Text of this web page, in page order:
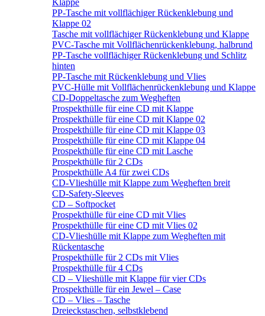
Klappe
PP-Tasche mit vollflächiger Rückenklebung und
Klappe 02
Tasche mit vollflächiger Rückenklebung und Klappe
PVC-Tasche mit Vollflächenrückenklebung, halbrund
PP-Tasche vollflächiger Rückenklebung und Schlitz
hinten
PP-Tasche mit Rückenklebung und Vlies
PVC-Hülle mit Vollflächenrückenklebung und Klappe
CD-Doppeltasche zum Wegheften
Prospekthülle für eine CD mit Klappe
Prospekthülle für eine CD mit Klappe 02
Prospekthülle für eine CD mit Klappe 03
Prospekthülle für eine CD mit Klappe 04
Prospekthülle für eine CD mit Lasche
Prospekthülle für 2 CDs
Prospekthülle A4 für zwei CDs
CD-Vlieshülle mit Klappe zum Wegheften breit
CD-Safety-Sleeves
CD – Softpocket
Prospekthülle für eine CD mit Vlies
Prospekthülle für eine CD mit Vlies 02
CD-Vlieshülle mit Klappe zum Wegheften mit
Rückentasche
Prospekthülle für 2 CDs mit Vlies
Prospekthülle für 4 CDs
CD – Vlieshülle mit Klappe für vier CDs
Prospekthülle für ein Jewel – Case
CD – Vlies – Tasche
Dreieckstaschen, selbstklebend